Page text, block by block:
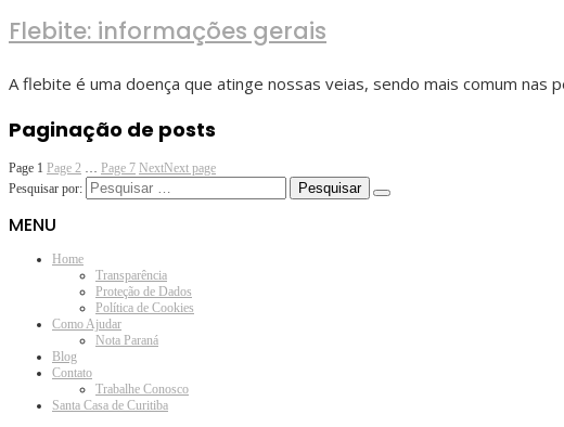
Flebite: informações gerais
A flebite é uma doença que atinge nossas veias, sendo mais comum nas
Paginação de posts
Page 1 Page 2 Page 7 NextNext page
Pesquisar por:
MENU
Home
Transparência
Proteção de Dados
Política de Cookies
Como Ajudar
Nota Paraná
Blog
Contato
Trabalhe Conosco
Santa Casa de Curitiba